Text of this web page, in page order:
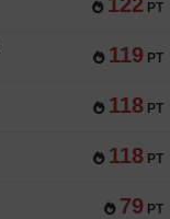
PT
119 PT
118 PT
118 PT
79 PT